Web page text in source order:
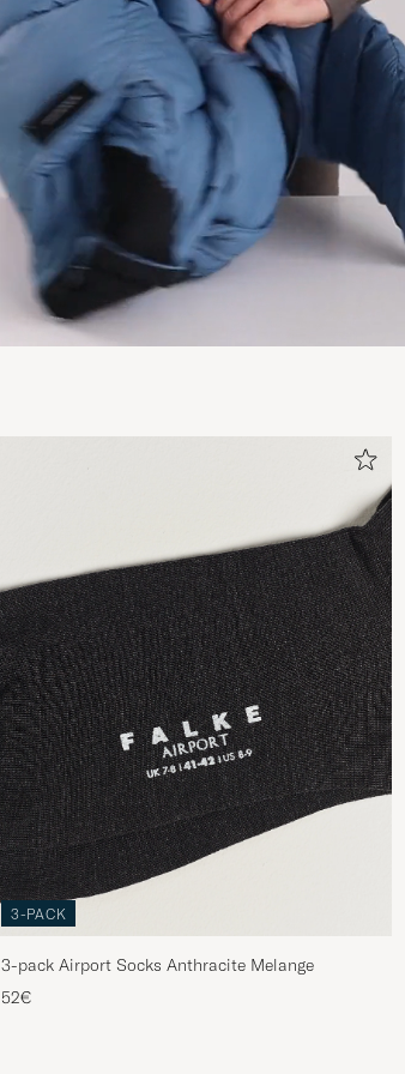
3-PACK
3-pack Airport Socks Anthracite Melange
52€